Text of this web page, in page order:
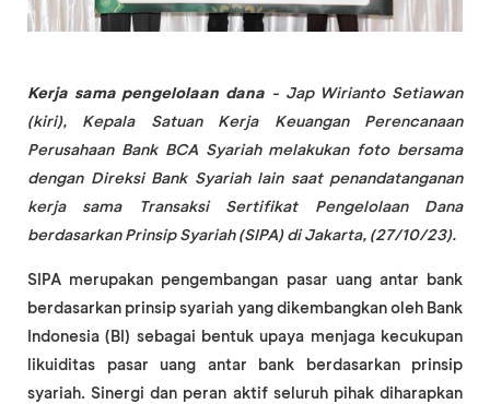
Kerja sama pengelolaan dana - Jap Wirianto Setiawan
(kiri), Kepala Satuan Kerja Keuangan Perencanaan
Perusahaan Bank BCA Syariah melakukan foto bersama
dengan Direksi Bank Syariah lain saat penandatanganan
kerja sama Transaksi Sertifikat Pengelolaan Dana
berdasarkan Prinsip Syariah (SIPA) di Jakarta, (27/10/23).
SIPA merupakan pengembangan pasar uang antar bank
berdasarkan prinsip syariah yang dikembangkan oleh Bank
Indonesia (BI) sebagai bentuk upaya menjaga kecukupan
likuiditas pasar uang antar bank berdasarkan prinsip
syariah. Sinergi dan peran aktif seluruh pihak diharapkan